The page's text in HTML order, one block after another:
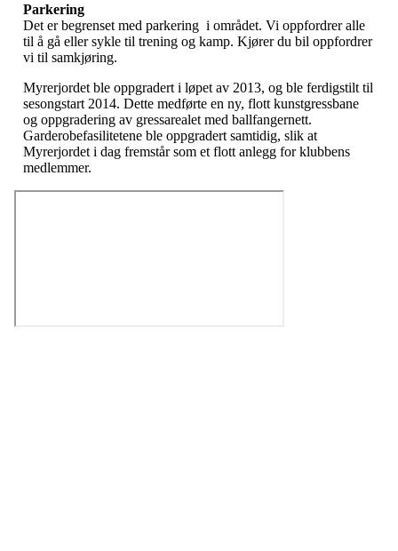
Parkering
Det er begrenset med parkering i området. Vi oppfordrer alle
til å gå eller sykle til trening og kamp. Kjører du bil oppfordrer
vi til samkjøring.
Myrerjordet ble oppgradert i løpet av 2013, og ble ferdigstilt til
sesongstart 2014. Dette medførte en ny, flott kunstgressbane
og oppgradering av gressarealet med ballfangernett.
Garderobefasilitetene ble oppgradert samtidig, slik at
Myrerjordet i dag fremstår som et flott anlegg for klubbens
medlemmer.